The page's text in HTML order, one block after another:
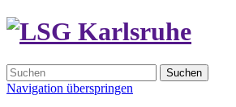
Suchen
Navigation überspringen